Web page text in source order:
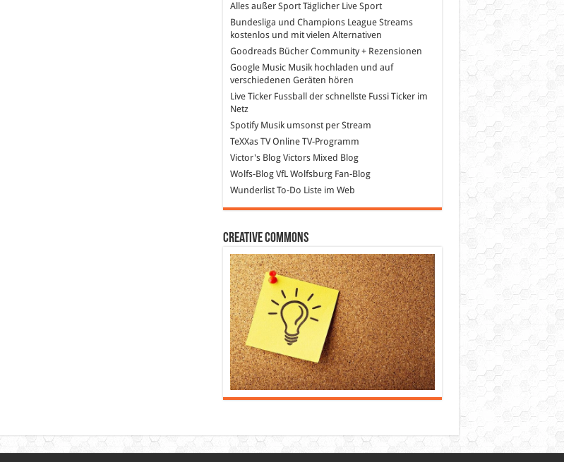
Alles außer SportTäglicher Live Sport
Bundesliga und Champions League Streams
kostenlos und mit vielen Alternativen
GoodreadsBücher Community + Rezensionen
Google MusicMusik hochladen und auf
verschiedenen Geräten hören
Live Ticker Fussball
der schnellste Fussi Ticker im
Netz
SpotifyMusik umsonst per Stream
TeXXas TVOnline TV-Programm
Victor's BlogVictors Mixed Blog
Wolfs-BlogVfL Wolfsburg Fan-Blog
WunderlistTo-Do Liste im Web
Creative Commons